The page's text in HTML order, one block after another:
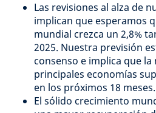
Las revisiones al alza de
implican que esperamos
mundial crezca un 2,8%
2025. Nuestra previsión
consenso e implica que la
principales economías
en los próximos 18 meses.
El sólido crecimiento